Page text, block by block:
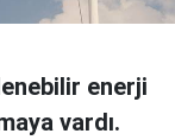
enerji
vardı.